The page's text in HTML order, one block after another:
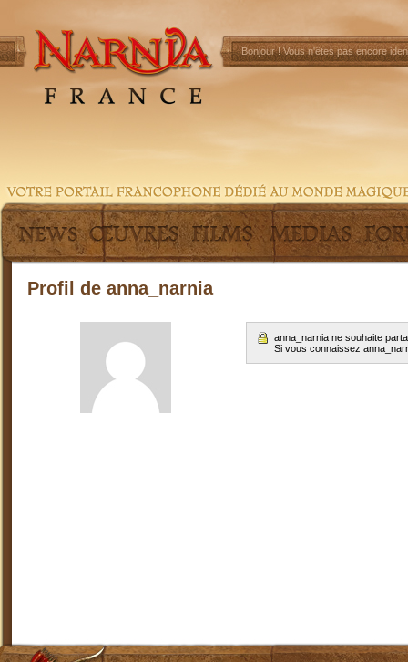
Bonjour !Vous n'êtes pas encore
Profil de anna_narnia
anna_narnia ne souhaite
Si vous connaissez